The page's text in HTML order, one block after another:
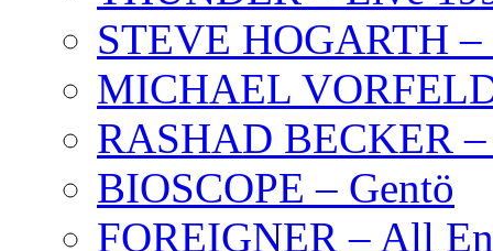
STEVE HOGARTH –
MICHAEL
RASHAD BECKER
BIOSCOPE – Gentö
FOREIGNER – All